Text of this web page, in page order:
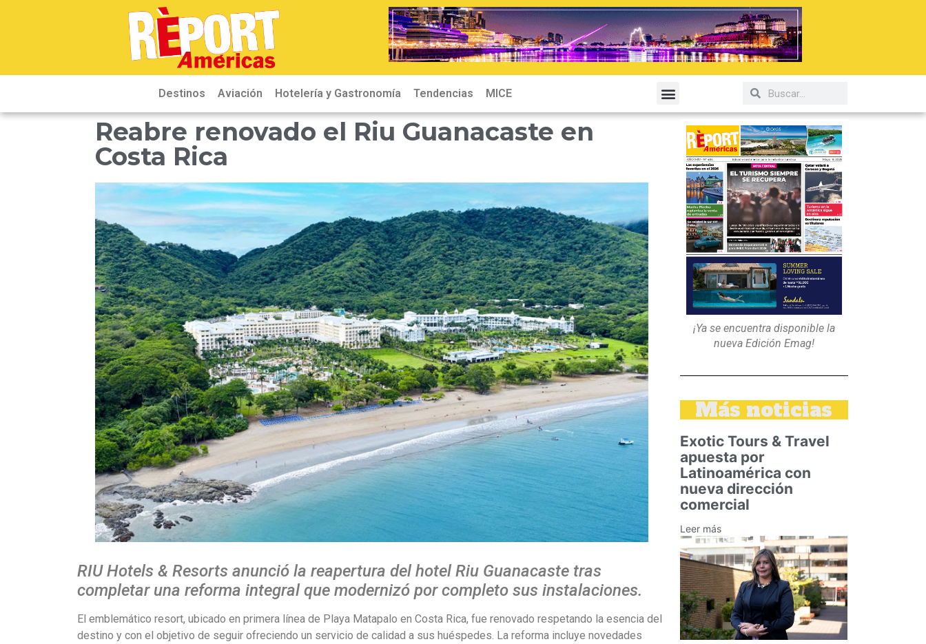
Destinos Aviación Hotelería y Gastronomía Tendencias MICE
Reabre renovado el Riu Guanacaste en
Costa Rica
RIU Hotels & Resorts anunció la reapertura del hotel Riu Guanacaste tras
completar una reforma integral que modernizó por completo sus instalaciones.
El emblemático resort, ubicado en primera línea de Playa Matapalo en Costa Rica, fue renovado respetando la esencia del
destino y con el objetivo de seguir ofreciendo un servicio de calidad a sus huéspedes. La reforma incluye novedades
¡Ya se encuentra disponible la
nueva Edición Emag!
Más noticias
Exotic Tours & Travel
apuesta por
Latinoamérica con
nueva dirección
comercial
Leer más